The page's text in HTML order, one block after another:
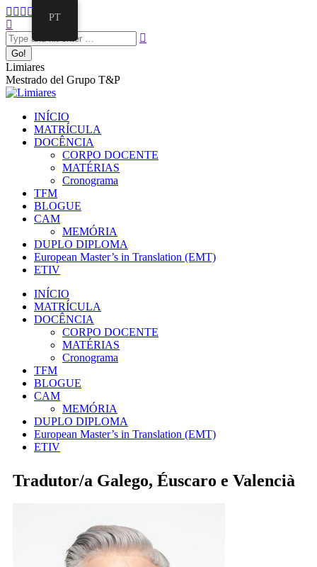
Limiares
Mestrado del Grupo T&P
INÍCIO
MATRÍCULA
DOCÊNCIA
CORPO DOCENTE
MATÉRIAS
Cronograma
TFM
BLOGUE
CAM
MEMÓRIA
DUPLO DIPLOMA
European Master’s in Translation (EMT)
ETIV
INÍCIO
MATRÍCULA
DOCÊNCIA
CORPO DOCENTE
MATÉRIAS
Cronograma
TFM
BLOGUE
CAM
MEMÓRIA
DUPLO DIPLOMA
European Master’s in Translation (EMT)
ETIV
Tradutor/a Galego, Éuscaro e Valencià
PT